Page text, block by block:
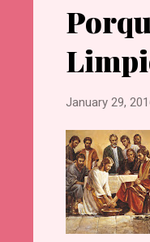
January 29,